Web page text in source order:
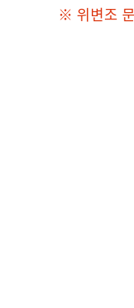
※ 위변조